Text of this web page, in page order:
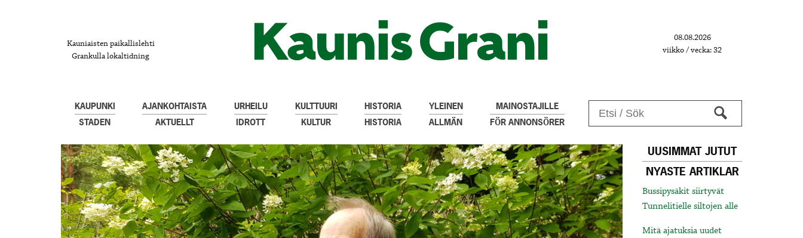
Kauniaisten paikallislehti
Grankulla lokaltidning
08.08.2026
viikko / vecka: 32
KAUPUNKI
STADEN
AJANKOHTAISTA
AKTUELLT
URHEILU
IDROTT
KULTTUURI
KULTUR
HISTORIA
HISTORIA
YLEINEN
ALLMÄN
MAINOSTAJILLE
FÖR ANNONSÖRER
UUSIMMAT JUTUT
NYASTE ARTIKLAR
Bussipysäkit siirtyvät
Tunnelitielle siltojen alle
Mitä ajatuksia uudet